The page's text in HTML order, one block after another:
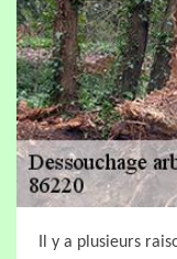
Il y a plusieurs